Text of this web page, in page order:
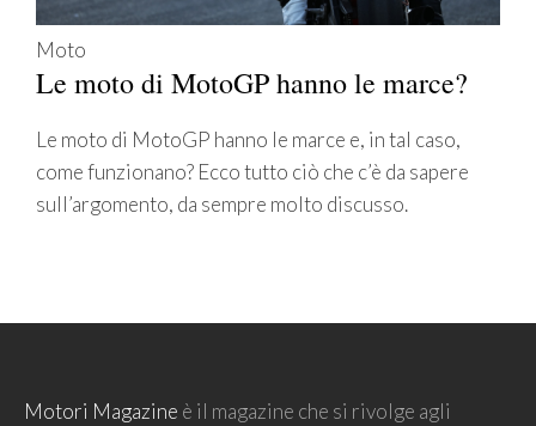
Moto
Le moto di MotoGP hanno le marce?
Le moto di MotoGP hanno le marce e, in tal caso,
come funzionano? Ecco tutto ciò che c’è da sapere
sull’argomento, da sempre molto discusso.
Motori Magazine è il magazine che si rivolge agli